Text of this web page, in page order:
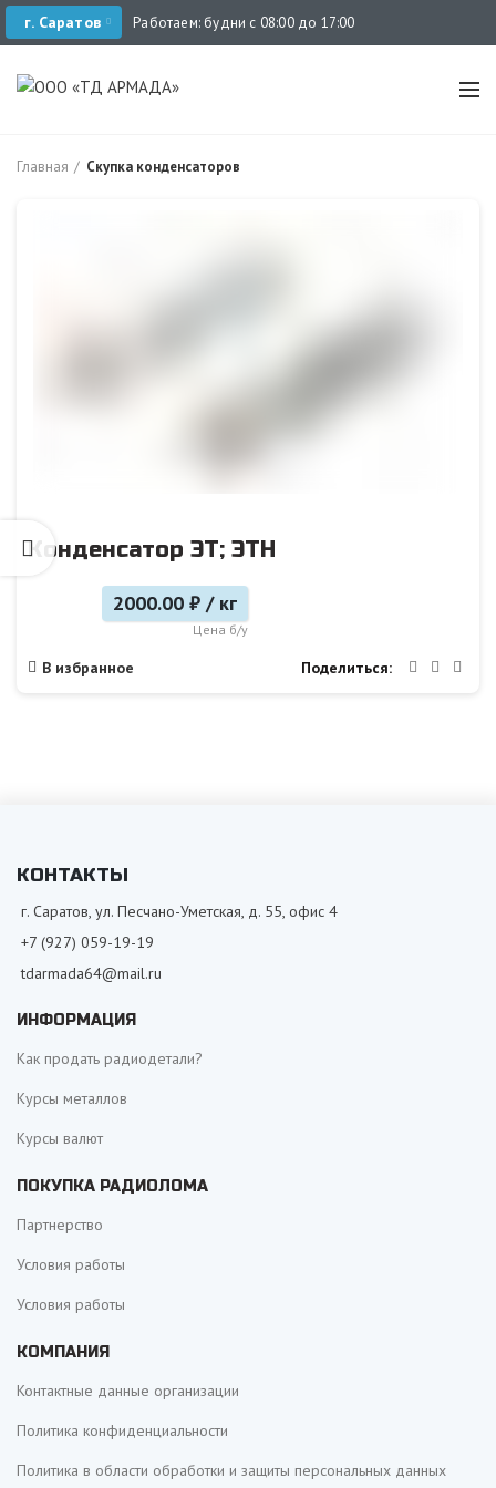
г. Саратов Работаем: будни с 08:00 до 17:00
Главная Скупка конденсаторов
Конденсатор ЭТ; ЭТН
2000.00 ₽ / кг
Цена б/у
В избранное Поделиться
КОНТАКТЫ
г. Саратов, ул. Песчано-Уметская, д. 55, офис 4
+7 (927) 059-19-19
tdarmada64@mail.ru
ИНФОРМАЦИЯ
Как продать радиодетали?
Курсы металлов
Курсы валют
ПОКУПКА РАДИОЛОМА
Партнерство
Условия работы
Условия работы
КОМПАНИЯ
Контактные данные организации
Политика конфиденциальности
Политика в области обработки и защиты персональных данных